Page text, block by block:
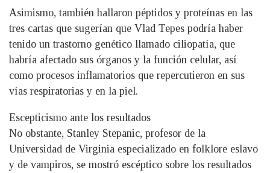
Asimismo, también hallaron péptidos y proteínas en las
tres cartas que sugerían que Vlad Tepes podría haber
tenido un trastorno genético llamado ciliopatía, que
habría afectado sus órganos y la función celular, así
como procesos inflamatorios que repercutieron en sus
vías respiratorias y en la piel.
Escepticismo ante los resultados
No obstante, Stanley Stepanic, profesor de la
Universidad de Virginia especializado en folklore eslavo
y de vampiros, se mostró escéptico sobre los resultados